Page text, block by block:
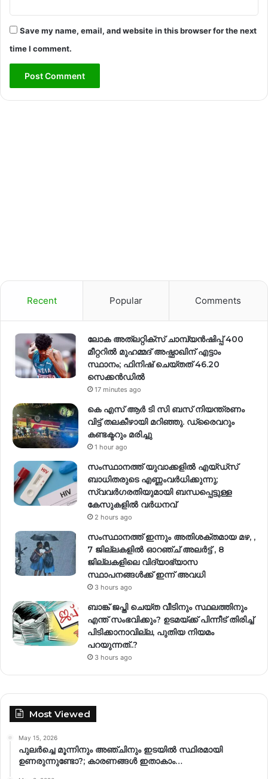
Save my name, email, and website in this browser for the next
time I comment.
Recent Popular Comments
ലോക അത്‌ലറ്റിക്‌സ് ചാമ്പ്യൻഷിപ്പ് 400
മീറ്ററിൽ മുഹമ്മദ് അഷ്ഫാഖിന് എട്ടാം
സ്ഥാനം; ഫിനിഷ് ചെയ്തത് 46.20
സെക്കൻഡിൽ
17 minutes ago
കെ എസ് ആർ ടി സി ബസ് നിയന്ത്രണം
വിട്ട് തലകീഴായി മറിഞ്ഞു. ഡ്രൈവറും
കണ്ടക്ടറും മരിച്ചു
1 hour ago
സംസ്ഥാനത്ത് യുവാക്കളിൽ എയ്ഡ്സ്
ബാധിതരുടെ എണ്ണംവർധിക്കുന്നു;
സ്വവർഗരതിയുമായി ബന്ധപ്പെട്ടുള്ള
കേസുകളിൽ വര്‍ധനവ്
2 hours ago
സംസ്ഥാനത്ത് ഇന്നും അതിശക്തമായ മഴ, ,
7 ജില്ലകളിൽ ഓറഞ്ച് അലർട്ട് , 8
ജില്ലകളിലെ വിദ്യാഭ്യാസ
സ്ഥാപനങ്ങൾക്ക് ഇന്ന് അവധി
3 hours ago
ബാങ്ക് ജപ്തി ചെയ്ത വീടിനും സ്ഥലത്തിനും
എന്ത് സംഭവിക്കും? ഉടമയ്ക്ക് പിന്നീട് തിരിച്ച്
പിടിക്കാനാവില്ല, പുതിയ നിയമം
പറയുന്നത്..?
3 hours ago
Most Viewed
May 15, 2026
പുലർച്ചെ മൂന്നിനും അഞ്ചിനും ഇടയിൽ സ്ഥിരമായി
ഉണരുന്നുണ്ടോ?; കാരണങ്ങള്‍ ഇതാകാം…